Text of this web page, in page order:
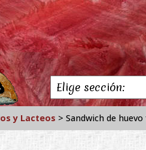
y Lacteos > Sandwich de